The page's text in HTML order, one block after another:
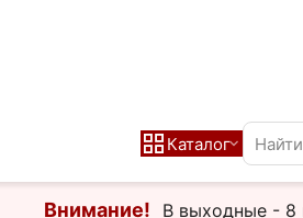
Каталог
Внимание! В выходные - 8